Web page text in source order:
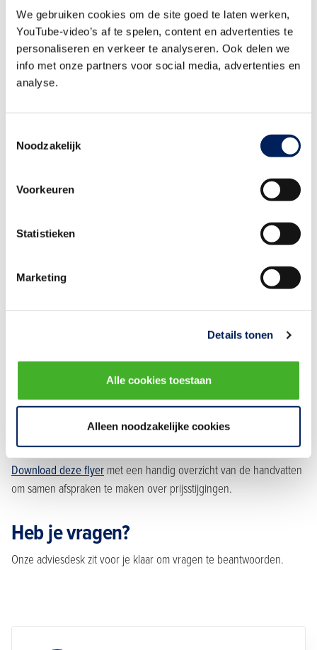
We gebruiken cookies om de site goed te laten werken,
YouTube-video’s af te spelen, content en advertenties te
personaliseren en verkeer te analyseren. Ook delen we
info met onze partners voor social media, advertenties en
analyse.
Noodzakelijk
Voorkeuren
Statistieken
Marketing
Details tonen
Alle cookies toestaan
Alleen noodzakelijke cookies
wordt kort stilgestaan bij mogelijke gevolgen voor de bouwsector,
zoals druk op resultaten en mogelijke leveringsvertragingen.
Aanwijzing: doorberekenen van loon- en
prijsstijgingen bij de
In deze aanwijzing lees je hoe binnen
BouwGarantwordt omgegaan met het doorberekenen van loon-
modelovereenkomsten spelen bij woningbouwprojecten onder het
'post risicoverrekening'. Ook komen belangrijke aandachtspunten
Crisisbepaling bij militaire conflicten
Deze bepalingkunnen onze leden opnemen in een overeenkomst
met een opdrachtgever.
Flyer: 'Handvatten om samen afspraken te maken
over prijsstijgingen'
Download deze flyer met een handig overzicht van de handvatten
om samen afspraken te maken over prijsstijgingen.
Heb je vragen?
Onze adviesdesk zit voor je klaar om vragen te beantwoorden.